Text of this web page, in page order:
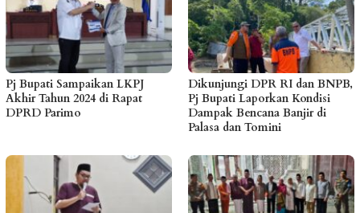
Pj Bupati Sampaikan LKPJ
Akhir Tahun 2024 di Rapat
DPRD Parimo
Dikunjungi DPR RI dan BNPB,
Pj Bupati Laporkan Kondisi
Dampak Bencana Banjir di
Palasa dan Tomini